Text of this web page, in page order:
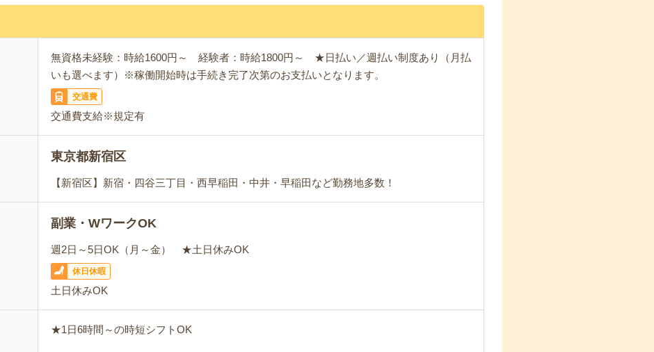
無資格未経験：時給1600円～ 経験者：時給1800円～ ★日払い／週払い制度あり（月払
いも選べます）※稼働開始時は手続き完了次第のお支払いとなります。
交通費
交通費支給※規定有
東京都新宿区
【新宿区】新宿・四谷三丁目・西早稲田・中井・早稲田など勤務地多数！
副業・WワークOK
週2日～5日OK（月～金） ★土日休みOK
休日休暇
土日休みOK
★1日6時間～の時短シフトOK